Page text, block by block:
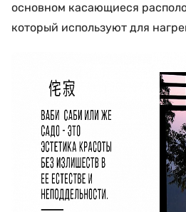
основном касающиеся
который используют для